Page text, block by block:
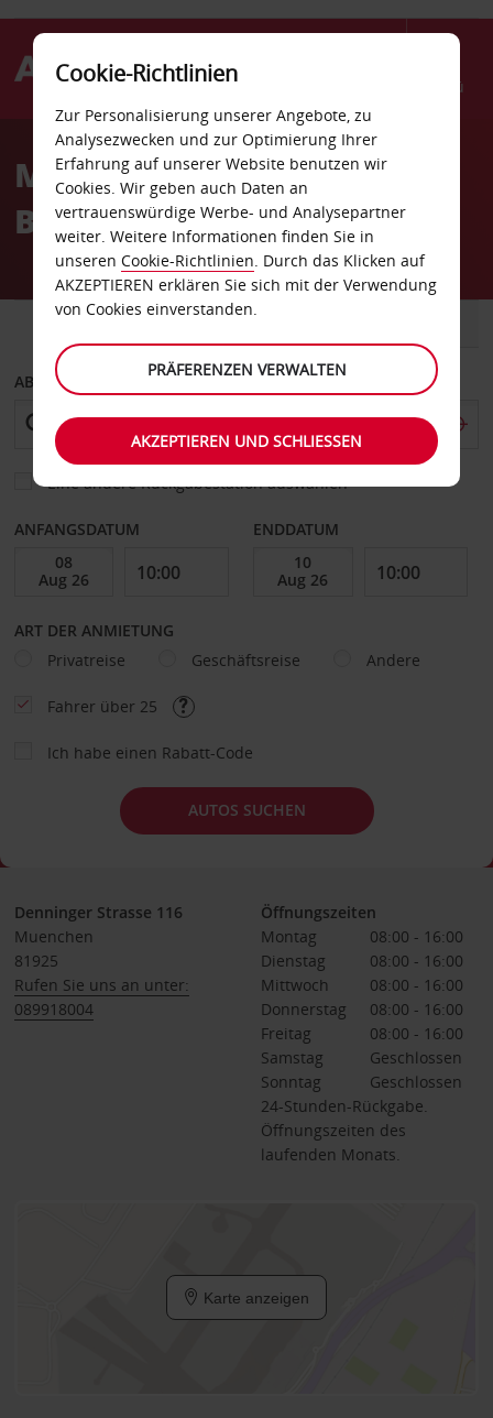
Menü
AvisMietwagen München
Bogenhausen
ABHOLEN VON
Eine andere Rückgabestation auswählen
ANFANGSDATUM ENDDATUM
ART DER ANMIETUNG
Privatreise
Geschäftsreise Andere
Fahrer über 25
Ich habe einen Rabatt-Code
AUTOS SUCHEN
Denninger Strasse 116
Muenchen
81925
Rufen Sie uns an unter:
089918004
Öffnungszeiten
Montag
08:00 - 16:00
Dienstag
08:00 - 16:00
Mittwoch
08:00 - 16:00
Donnerstag
08:00 - 16:00
Freitag
08:00 - 16:00
Samstag
Geschlossen
Sonntag
Geschlossen
24-Stunden-Rückgabe.
Öffnungszeiten des
laufenden Monats.
Karte anzeigen
Cookie-Richtlinien
Zur Personalisierung unserer Angebote, zu
Analysezwecken und zur Optimierung Ihrer
Erfahrung auf unserer Website benutzen wir
Cookies. Wir geben auch Daten an
vertrauenswürdige Werbe- und Analysepartner
weiter. Weitere Informationen finden Sie in
unseren Cookie-Richtlinien. Durch das Klicken auf
AKZEPTIEREN erklären Sie sich mit der Verwendung
von Cookies einverstanden.
PRÄFERENZEN VERWALTEN
AKZEPTIEREN UND SCHLIESSEN